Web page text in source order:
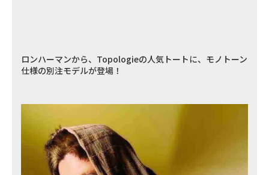
ロンハーマンから、Topologieの人気トートに、モノトーン
仕様の別注モデルが登場！